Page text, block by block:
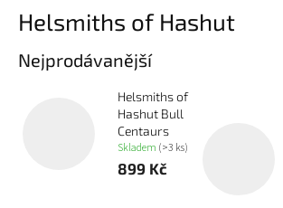
Helsmiths of Hashut
Nejprodávanější
Helsmiths of
Hashut Bull
Centaurs
Skladem (>3 ks)
899 Kč